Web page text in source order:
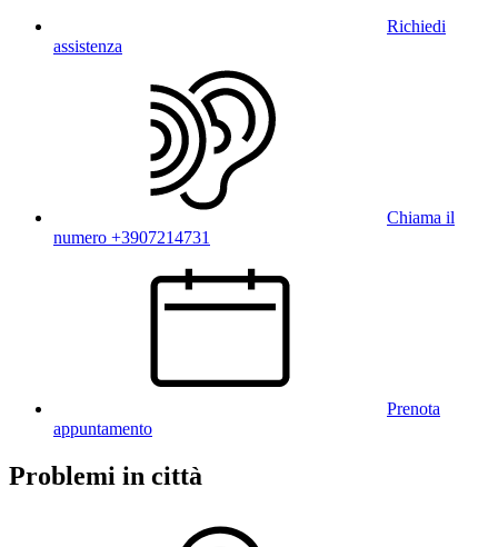
Richiedi
assistenza
Chiama il
numero +3907214731
Prenota
appuntamento
Problemi in città